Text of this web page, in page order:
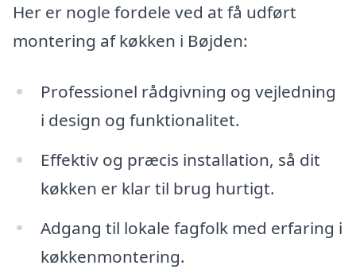
Her er nogle fordele ved at få udført
montering af køkken i Bøjden:
Professionel rådgivning og vejledning
i design og funktionalitet.
Effektiv og præcis installation, så dit
køkken er klar til brug hurtigt.
Adgang til lokale fagfolk med erfaring i
køkkenmontering.